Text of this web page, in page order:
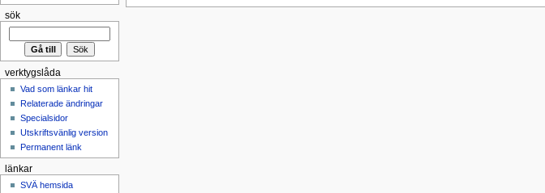
sök
verktygslåda
Vad som länkar hit
Relaterade ändringar
Specialsidor
Utskriftsvänlig version
Permanent länk
länkar
SVÄ hemsida